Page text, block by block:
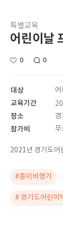
특별교육
어린이날
0 0
대상
교육기간
장소
참가비 무
2021년 경기도어
#종이비행기
# 경기도어린이